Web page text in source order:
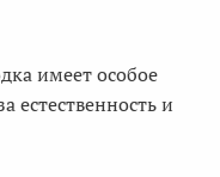
имеет особое
естественность и